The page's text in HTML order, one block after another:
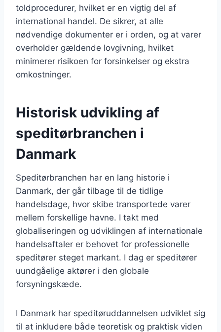
toldprocedurer, hvilket er en vigtig del af
international handel. De sikrer, at alle
nødvendige dokumenter er i orden, og at varer
overholder gældende lovgivning, hvilket
minimerer risikoen for forsinkelser og ekstra
omkostninger.
Historisk udvikling af
speditørbranchen i
Danmark
Speditørbranchen har en lang historie i
Danmark, der går tilbage til de tidlige
handelsdage, hvor skibe transportede varer
mellem forskellige havne. I takt med
globaliseringen og udviklingen af internationale
handelsaftaler er behovet for professionelle
speditører steget markant. I dag er speditører
uundgåelige aktører i den globale
forsyningskæde.
I Danmark har speditøruddannelsen udviklet sig
til at inkludere både teoretisk og praktisk viden